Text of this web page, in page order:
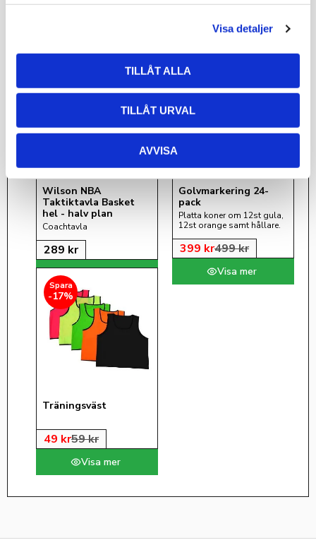
Visa detaljer
TILLÅT ALLA
TILLÅT URVAL
AVVISA
Wilson NBA
Taktiktavla Basket
hel - halv plan
Coachtavla
289 kr
Golvmarkering 24-
pack
Platta koner om 12st gula,
12st orange samt hållare.
399 kr499kr
Träningsväst
49 kr59kr
17%